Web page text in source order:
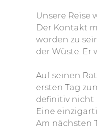
Unsere Reise
Der Kontakt
worden zu
der Wüste. Er
Auf seinen
ersten Tag
definitiv nicht
Eine
Am nächsten